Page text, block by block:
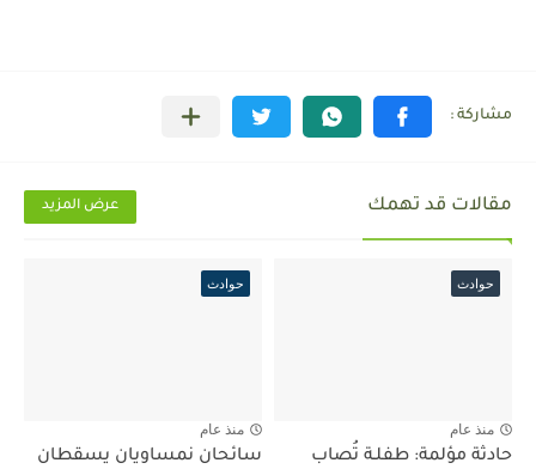
مقالات قد تهمك عرض المزيد
حوادث
منذ عام
حادثة مؤلمة: طفلـة تُصاب
حوادث
منذ عام
سائحان نمساويان يسقطان